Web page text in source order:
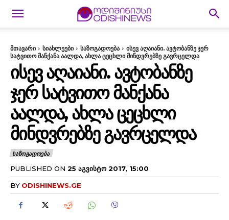
მთავარი სიახლეები საზოგადოება
ისევ აღაიანი. ავტობანზე ჯერ
სატვითო მანქანა აალდა, ახლა ცეცხლი მინდვრებზე გავრცელდა
ᲘᲡᲔᲕ ᲐᲦᲐᲘᲐᲜᲘ. ᲐᲕᲢᲝᲑᲐᲜᲖᲔ
ᲯᲔᲠ ᲡᲐᲢᲕᲘᲗᲝ ᲛᲐᲜᲥᲐᲜᲐ
ᲐᲐᲚᲓᲐ, ᲐᲮᲚᲐ ᲪᲔᲪᲮᲚᲘ
ᲛᲘᲜᲓᲕᲠᲔᲑᲖᲔ ᲒᲐᲕᲠᲪᲔᲚᲓᲐ
ᲡᲐᲖᲝᲒᲐᲓᲝᲔᲑᲐ
PUBLISHED ON 25 ᲐᲒᲕᲘᲡᲢᲝ 2017, 15:00
BY ODISHINEWS.GE